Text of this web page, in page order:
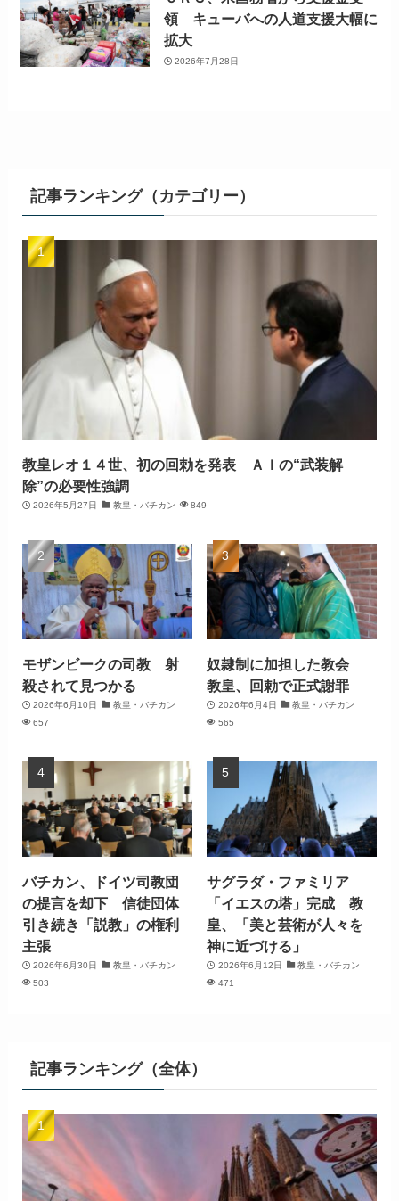
領 キューバへの人道支援大幅に
拡大
2026年7月28日
記事ランキング（カテゴリー）
教皇レオ１４世、初の回勅を発表 ＡＩの“武装解
除”の必要性強調
2026年5月27日 教皇・バチカン 849
モザンビークの司教 射
殺されて見つかる
2026年6月10日
教皇・バチカン
657
奴隷制に加担した教会
教皇、回勅で正式謝罪
2026年6月4日
教皇・バチカン
565
バチカン、ドイツ司教団
の提言を却下 信徒団体
引き続き「説教」の権利
主張
2026年6月30日
教皇・バチカン
503
サグラダ・ファミリア
「イエスの塔」完成 教
皇、「美と芸術が人々を
神に近づける」
2026年6月12日
教皇・バチカン
471
記事ランキング（全体）